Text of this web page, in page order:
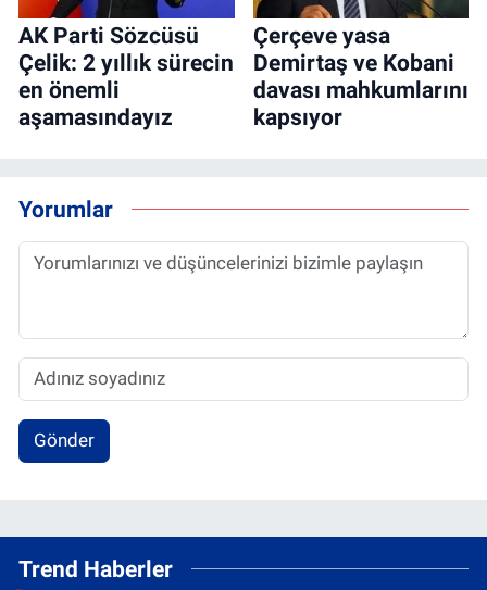
AK Parti Sözcüsü
Çelik: 2 yıllık sürecin
en önemli
aşamasındayız
Çerçeve yasa
Demirtaş ve Kobani
davası mahkumlarını
kapsıyor
Yorumlar
Gönder
Trend Haberler